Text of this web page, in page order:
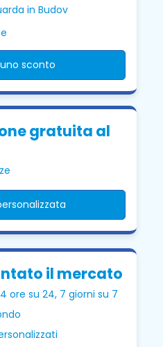
in Budov
sconto
gratuita al
il mercato
ore su 24, 7 giorni su 7